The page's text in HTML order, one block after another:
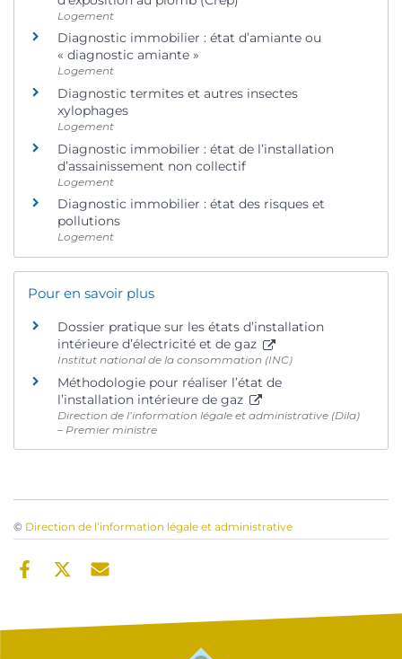
Logement
Diagnostic immobilier : état d’amiante ou
« diagnostic amiante »
Logement
Diagnostic termites et autres insectes
xylophages
Logement
Diagnostic immobilier : état de l’installation
d’assainissement non collectif
Logement
Diagnostic immobilier : état des risques et
pollutions
Logement
Pour en savoir plus
Dossier pratique sur les états d’installation
intérieure d’électricité et de gaz
Institut national de la consommation (INC)
Méthodologie pour réaliser l’état de
l’installation intérieure de gaz
Direction de l’information légale et administrative (Dila)
– Premier ministre
© Direction de l’information légale et administrative